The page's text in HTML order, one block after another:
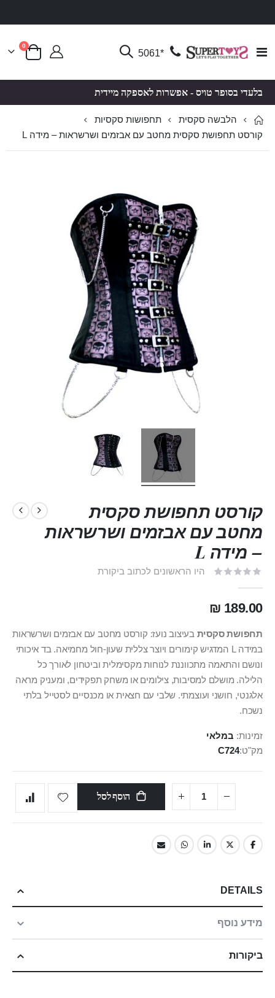
Toggle
*5061 סל קניות
0פריטים
בלעדי בסופר טויס - אפשרות לאספקה מיידית
הלבשה סקסית
תחפושות סקסיות
קורסט תחפושת סקסית מחטב עם אבזמים ושרשראות – מידה L
קורסט תחפושת סקסית
מחטב עם אבזמים ושרשראות
– מידה L
היו הראשונים לכתוב ביקורת
189.00 ₪
תחפושת סקסית בעיצוב נועז: קורסט מחטב עם אבזמים ושרשראות
במידה L המדגיש קימורים ויוצר צללית שעון‑חול מחמיאה. בד איכותי
ונושם והתאמה מתכווננת לנוחות מקסימלית וביטחון לאורך כל
הלילה. מושלם למסיבות, צילומים או משחק תפקידים, ומעניק מראה
אלגנטי, חושני ועוצמתי. שלבי עם חצאית או מכנסיים לסטייל בלתי
נשכח.
זמינות: במלאי
מק"ט C724
הוסף לסל
DETAILS
מידע נוסף
ביקורות